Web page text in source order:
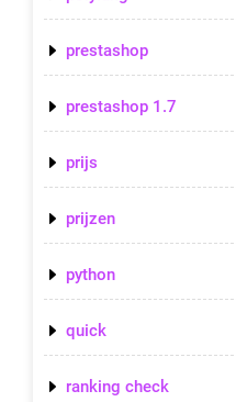
prestashop
prestashop 1.7
prijs
prijzen
python
quick
ranking check